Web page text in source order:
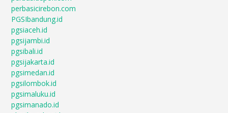
perbasicirebon.com
PGSIbandung.id
pgsiaceh.id
pgsijambi.id
pgsibali.id
pgsijakarta.id
pgsimedan.id
pgsilombok.id
pgsimaluku.id
pgsimanado.id